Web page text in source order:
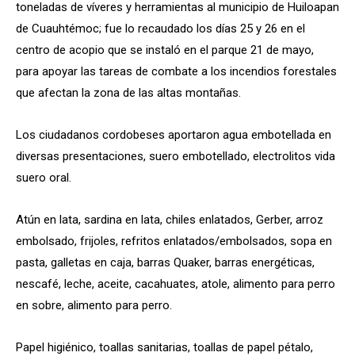
toneladas de víveres y herramientas al municipio de Huiloapan
de Cuauhtémoc; fue lo recaudado los días 25 y 26 en el
centro de acopio que se instaló en el parque 21 de mayo,
para apoyar las tareas de combate a los incendios forestales
que afectan la zona de las altas montañas.
Los ciudadanos cordobeses aportaron agua embotellada en
diversas presentaciones, suero embotellado, electrolitos vida
suero oral.
Atún en lata, sardina en lata, chiles enlatados, Gerber, arroz
embolsado, frijoles, refritos enlatados/embolsados, sopa en
pasta, galletas en caja, barras Quaker, barras energéticas,
nescafé, leche, aceite, cacahuates, atole, alimento para perro
en sobre, alimento para perro.
Papel higiénico, toallas sanitarias, toallas de papel pétalo,